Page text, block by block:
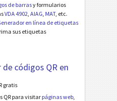
de barrasy formularios
VDA 4902 AIAG MAT, etc.
en línea de etiquetas
sus etiquetas
de códigos QR en
gratis
QR para visitar páginas web